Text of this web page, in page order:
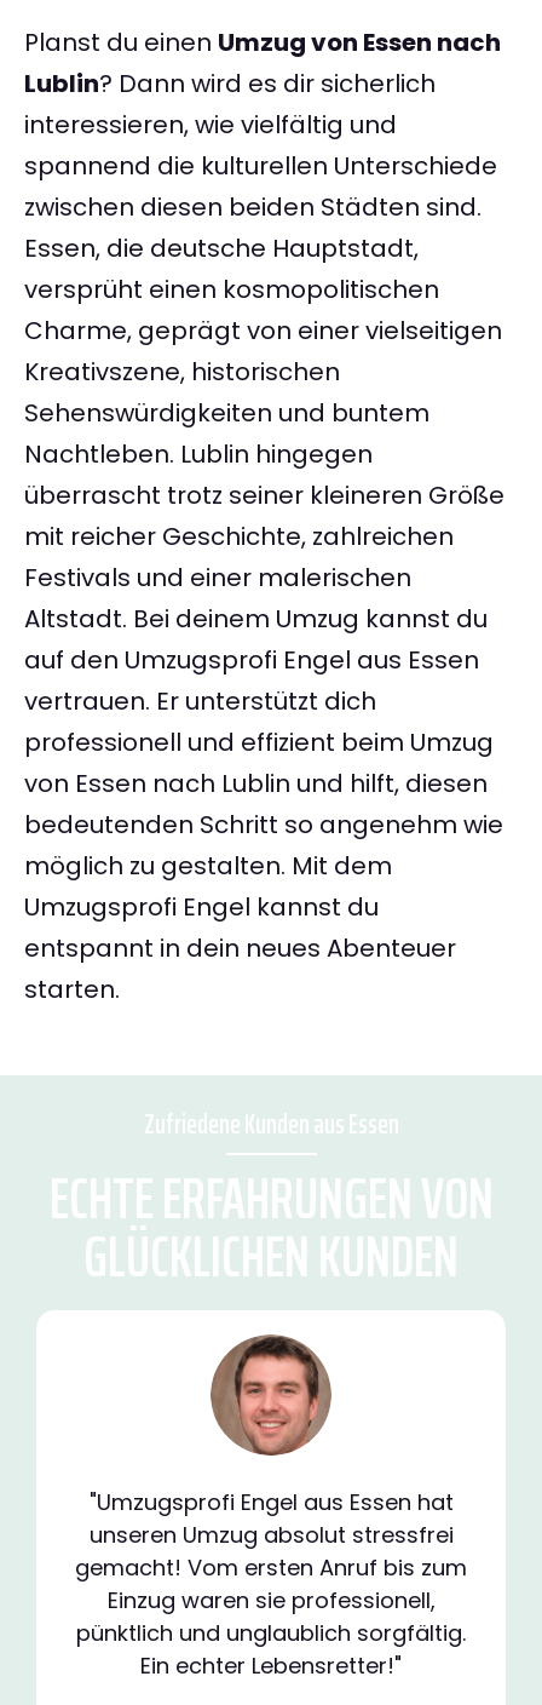
Planst du einen Umzug von Essen nach
Lublin? Dann wird es dir sicherlich
interessieren, wie vielfältig und
spannend die kulturellen Unterschiede
zwischen diesen beiden Städten sind.
Essen, die deutsche Hauptstadt,
versprüht einen kosmopolitischen
Charme, geprägt von einer vielseitigen
Kreativszene, historischen
Sehenswürdigkeiten und buntem
Nachtleben. Lublin hingegen
überrascht trotz seiner kleineren Größe
mit reicher Geschichte, zahlreichen
Festivals und einer malerischen
Altstadt. Bei deinem Umzug kannst du
auf den Umzugsprofi Engel aus Essen
vertrauen. Er unterstützt dich
professionell und effizient beim Umzug
von Essen nach Lublin und hilft, diesen
bedeutenden Schritt so angenehm wie
möglich zu gestalten. Mit dem
Umzugsprofi Engel kannst du
entspannt in dein neues Abenteuer
starten.
Zufriedene Kunden aus Essen
ECHTE ERFAHRUNGEN VON
GLÜCKLICHEN KUNDEN
"Umzugsprofi Engel aus Essen hat
unseren Umzug absolut stressfrei
gemacht! Vom ersten Anruf bis zum
Einzug waren sie professionell,
pünktlich und unglaublich sorgfältig.
Ein echter Lebensretter!"